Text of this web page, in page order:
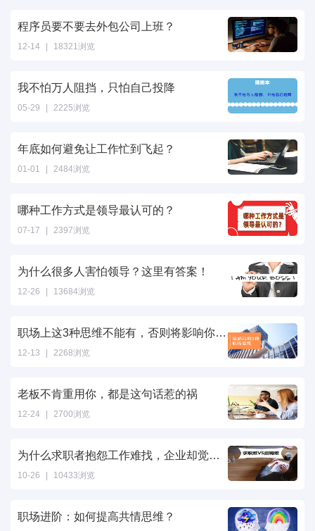
程序员要不要去外包公司上班？
12-14 18321浏览
我不怕万人阻挡，只怕自己投降
05-29 2225浏览
年底如何避免让工作忙到飞起？
01-01 2484浏览
哪种工作方式是领导最认可的？
07-17 2397浏览
为什么很多人害怕领导？这里有答案！
12-26 13684浏览
职场上这3种思维不能有，否则将影响你的职场发展
12-13 2268浏览
老板不肯重用你，都是这句话惹的祸
12-24 2700浏览
为什么求职者抱怨工作难找，企业却觉得员工难招？
10-26 10433浏览
职场进阶：如何提高共情思维？